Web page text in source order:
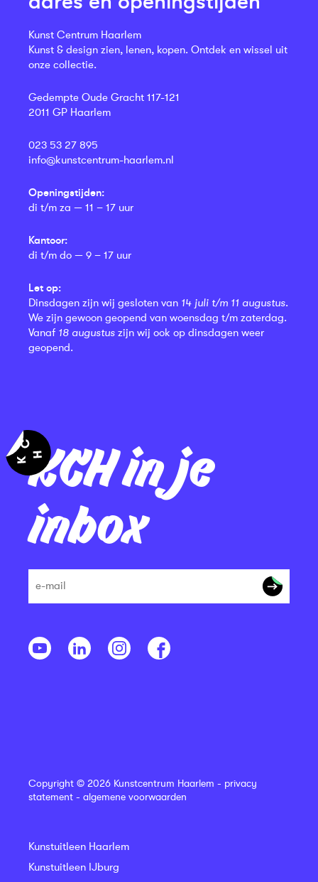
KCH in je
inbox
Kunst Centrum Haarlem
Kunst & design zien, lenen, kopen. Ontdek en wissel uit
onze collectie.
Gedempte Oude Gracht 117-121
2011 GP Haarlem
023 53 27 895
info@kunstcentrum-haarlem.nl
Openingstijden:
di t/m za — 11 – 17 uur
Kantoor:
di t/m do — 9 – 17 uur
Let op:
Dinsdagen zijn wij gesloten van 14 juli t/m 11 augustus.
We zijn gewoon geopend van woensdag t/m zaterdag.
Vanaf 18 augustus zijn wij ook op dinsdagen weer
geopend.
Copyright © 2026 Kunstcentrum Haarlem - privacy
statement - algemene voorwaarden
Kunstuitleen Haarlem
Kunstuitleen IJburg